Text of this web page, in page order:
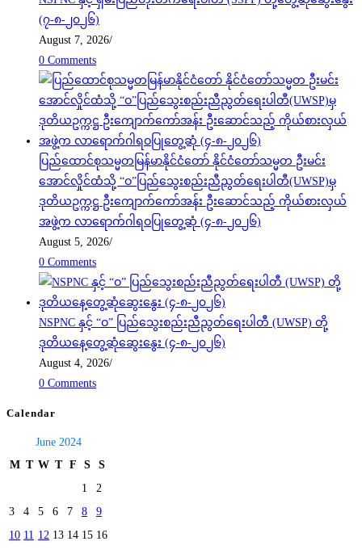
(၇-၈-၂၀၂၆)
August 7, 2026/
0 Comments
ပြည်ထောင်စုသမ္မတမြန်မာနိုင်ငံတော် နိုင်ငံတော်သမ္မတ ဦးမင်း
အောင်လှိုင်ထံသို့ “ဝ”ပြည်သွေးစည်းညီညွတ်ရေးပါတီ(UWSP)မှ
ဒုတိယဥက္ကဋ္ဌ ဦးကျောက်ကော်အန်း ဦးဆောင်သည့် ကိုယ်စားလှယ်
အဖွဲ့က လာရောက်ဂါရဝပြုတွေ့ဆုံ (၄-၈-၂၀၂၆)
August 5, 2026/
0 Comments
NSPNC နှင့် “ဝ” ပြည်သွေးစည်းညီညွတ်ရေးပါတီ (UWSP) တို့
ဒုတိယနေ့တွေ့ဆုံဆွေးနွေး (၄-၈-၂၀၂၆)
August 4, 2026/
0 Comments
Calendar
June 2024
M T W T F S
S
1
2
3
4 5 6 7 8
9
10 11 12 13 14 15 16